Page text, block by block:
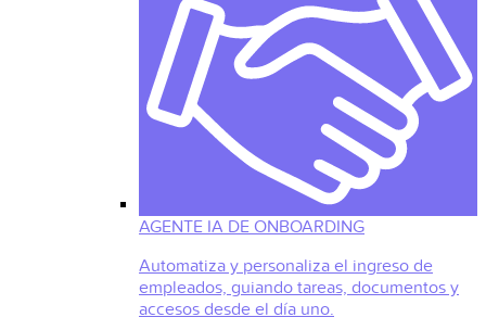
AGENTE IA DE ONBOARDING
Automatiza y personaliza el ingreso de
empleados, guiando tareas, documentos y
accesos desde el día uno.